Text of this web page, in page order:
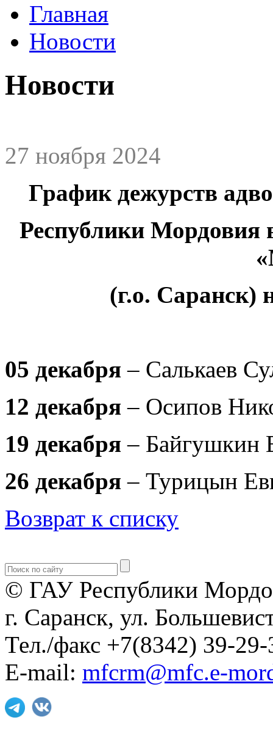
Главная
Новости
Новости
27 ноября 2024
График дежурств
Республики
(г.о. Саранск)
05 декабря – Салькаев
12 декабря – Осипов
19 декабря– Байгушкин
26 декабря – Турицын
Возврат к списку
© ГАУ Республики
г. Саранск, ул.
Тел./факс +7(8342) 39-29-
E-mail: mfcrm@mfc.e-